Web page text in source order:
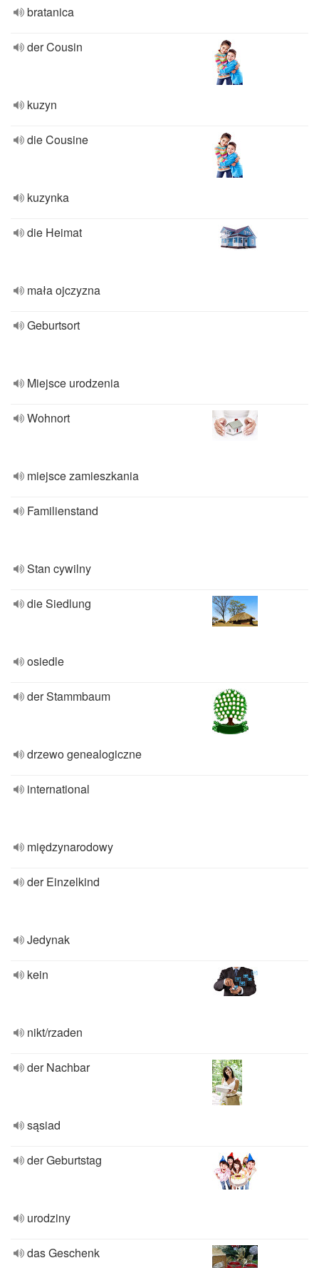
bratanica
der Cousin
kuzyn
die Cousine
kuzynka
die Heimat
mała ojczyzna
Geburtsort
Miejsce urodzenia
Wohnort
miejsce zamieszkania
Familienstand
Stan cywilny
die Siedlung
osiedle
der Stammbaum
drzewo genealogiczne
international
międzynarodowy
der Einzelkind
Jedynak
kein
nikt/rzaden
der Nachbar
sąsiad
der Geburtstag
urodziny
das Geschenk